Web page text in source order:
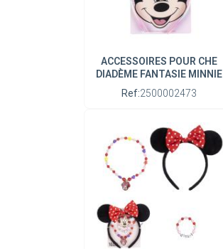
ACCESSOIRES POUR CHE
DIADÈME FANTASIE MINNIE
Ref:2500002473